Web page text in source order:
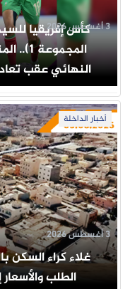
النهائي عقب
3 أغسطس 2026
أخبار الداخلة
غلاء كراء السكن
الطلب
3 أغسطس 2026